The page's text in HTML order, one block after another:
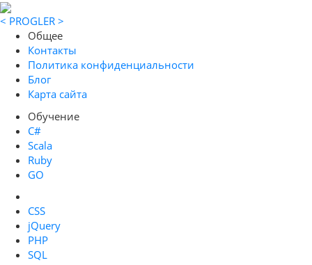
< PROGLER >
Общее
Контакты
Политика конфиденциальности
Блог
Карта сайта
Обучение
C#
Scala
Ruby
GO
CSS
jQuery
PHP
SQL